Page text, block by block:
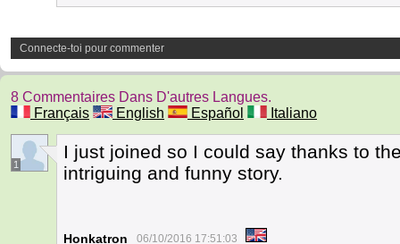
Connecte-toi pour commenter
8 Commentaires Dans D'autres Langues.
Français
English Español Italiano
1
I just joined so I could say thanks to
intriguing and funny story.
Honkatron 06/10/2016 17:51:03